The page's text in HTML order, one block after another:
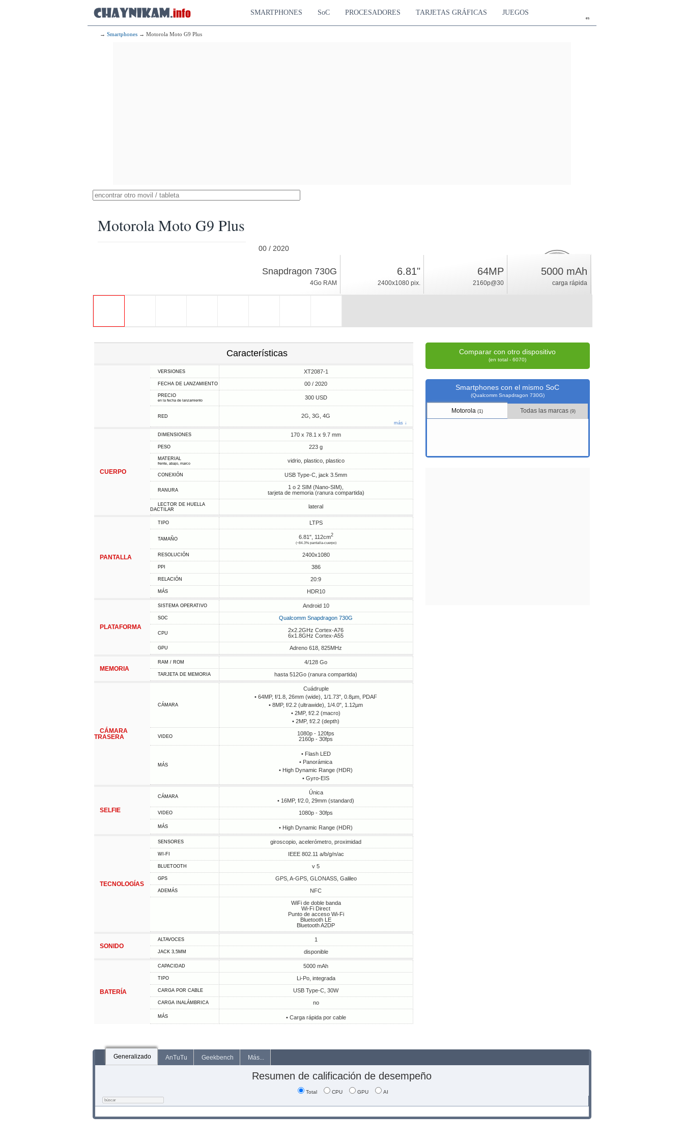
es
SMARTPHONES SoC PROCESADORES TARJETAS GRÁFICAS JUEGOS
→ Smartphones → Motorola Moto G9 Plus
Motorola Moto G9 Plus
00 / 2020
Android 10
12.3
índice
Snapdragon 730G
4Go RAM
6.81"
2400x1080 pix.
64MP
2160p@30
5000 mAh
carga rápida
Características
VERSIONES XT2087-1
FECHA DE LANZAMIENTO 00 / 2020
PRECIO
en la fecha de lanzamiento 300 USD
RED 2G, 3G, 4G
más ↓
CUERPO
DIMENSIONES 170 x 78.1 x 9.7 mm
PESO 223 g
MATERIAL
frente, abajo, marco vidrio, plastico, plastico
CONEXIÓN USB Type-C, jack 3.5mm
RANURA
1 o 2 SIM (Nano-SIM),
tarjeta de memoria (ranura compartida)
LECTOR DE HUELLA
DACTILAR
lateral
PANTALLA
TIPO LTPS
TAMAÑO 6.81", 112cm2
(~84.3% pantalla-cuerpo)
RESOLUCIÓN 2400x1080
PPI 386
RELACIÓN 20:9
MÁS HDR10
PLATAFORMA
SISTEMA OPERATIVO Android 10
SOC Qualcomm Snapdragon 730G
CPU
2x2.2GHz Cortex-A76
6x1.8GHz Cortex-A55
GPU Adreno 618, 825MHz
MEMORIA
RAM / ROM 4/128 Go
TARJETA DE MEMORIA hasta 512Go (ranura compartida)
CÁMARA
TRASERA
CÁMARA
Cuádruple
• 64MP, f/1.8, 26mm (wide), 1/1.73", 0.8µm, PDAF
• 8MP, f/2.2 (ultrawide), 1/4.0", 1.12µm
• 2MP, f/2.2 (macro)
• 2MP, f/2.2 (depth)
VIDEO
1080p - 120fps
2160p - 30fps
MÁS
• Flash LED
• Panorámica
• High Dynamic Range (HDR)
• Gyro-EIS
SELFIE
CÁMARA
Única
• 16MP, f/2.0, 29mm (standard)
VIDEO 1080p - 30fps
MÁS • High Dynamic Range (HDR)
TECNOLOGÍAS
SENSORES giroscopio, acelerómetro, proximidad
WI-FI IEEE 802.11 a/b/g/n/ac
BLUETOOTH v 5
GPS GPS, A-GPS, GLONASS, Galileo
ADEMÁS
NFC
WiFi de doble banda
Wi-Fi Direct
Punto de acceso Wi-Fi
Bluetooth LE
Bluetooth A2DP
SONIDO
ALTAVOCES 1
JACK 3,5MM disponible
BATERÍA
CAPACIDAD 5000 mAh
TIPO Li-Po, integrada
CARGA POR CABLE USB Type-C, 30W
CARGA INALÁMBRICA no
MÁS • Carga rápida por cable
Comparar con otro dispositivo
(en total - 6070)
Smartphones con el mismo SoC
(Qualcomm Snapdragon 730G)
Motorola(1) Todas las marcas (9)
Generalizado AnTuTu Geekbench Más...
Resumen de calificación de desempeño
Total CPU GPU AI